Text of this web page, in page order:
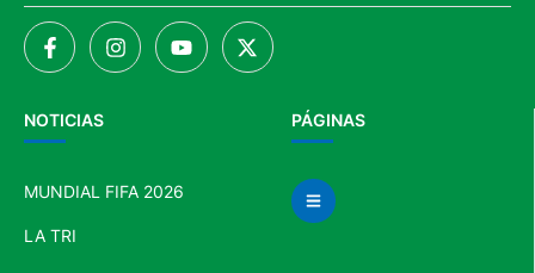
PÁGINAS
NOTICIAS
MUNDIAL FIFA 2026
LA TRI